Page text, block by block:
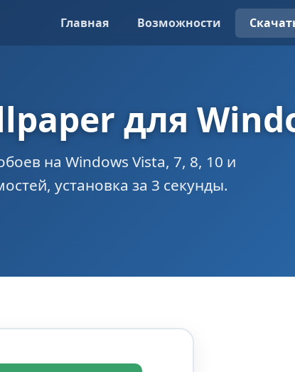
Главная Возможности
для
на Windows Vista, 7, 8, 10 и
установка за 3 секунды.